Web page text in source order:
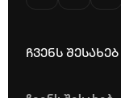
ჩვენს შესახებ